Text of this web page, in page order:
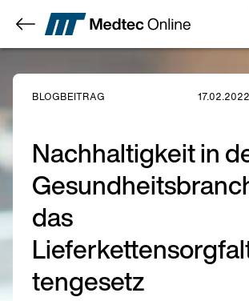
BLOGBEITRAG 17.02.2022
Nachhaltigkeit in
das
tengesetz